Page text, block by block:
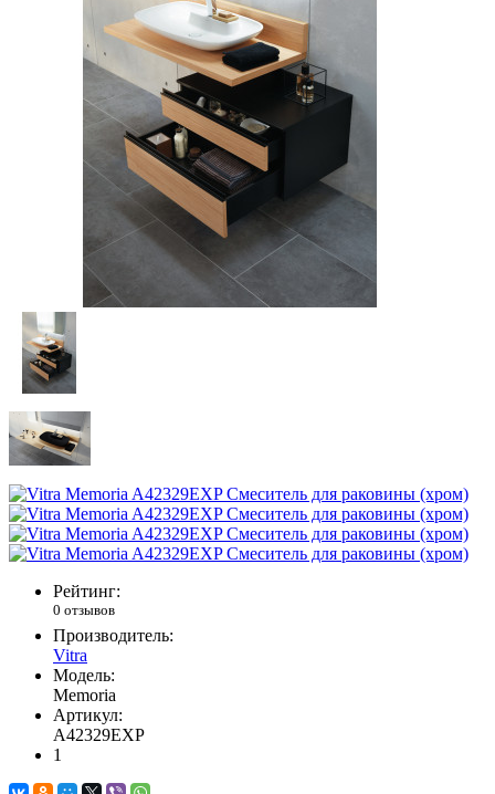
Рейтинг:
0 отзывов
Производитель:
Vitra
Модель:
Memoria
Артикул:
A42329EXP
1